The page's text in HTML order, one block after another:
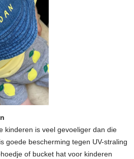
kinderen is veel gevoeliger dan die
goede bescherming tegen UV-straling
of bucket hat voor kinderen